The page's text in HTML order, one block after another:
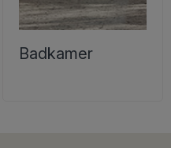
Badkamer